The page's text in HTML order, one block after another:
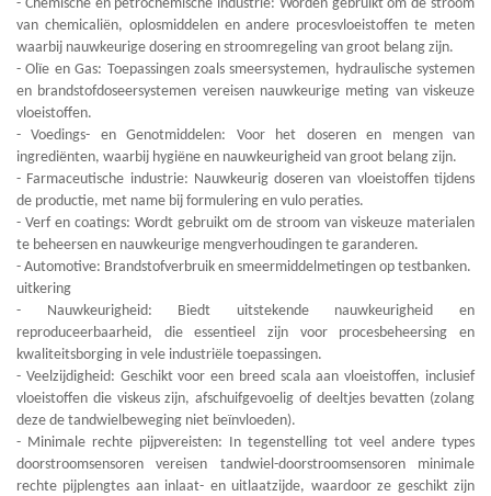
- Chemische en petrochemische industrie: Worden gebruikt om de stroom
van chemicaliën, oplosmiddelen en andere procesvloeistoffen te meten
waarbij nauwkeurige dosering en stroomregeling van groot belang zijn.
- Olïe en Gas: Toepassingen zoals smeersystemen, hydraulische systemen
en brandstofdoseersystemen vereisen nauwkeurige meting van viskeuze
vloeistoffen.
- Voedings- en Genotmiddelen: Voor het doseren en mengen van
ingrediënten, waarbij hygiëne en nauwkeurigheid van groot belang zijn.
- Farmaceutische industrie: Nauwkeurig doseren van vloeistoffen tijdens
de productie, met name bij formulering en vulo peraties.
- Verf en coatings: Wordt gebruikt om de stroom van viskeuze materialen
te beheersen en nauwkeurige mengverhoudingen te garanderen.
- Automotive: Brandstofverbruik en smeermiddelmetingen op testbanken.
uitkering
- Nauwkeurigheid: Biedt uitstekende nauwkeurigheid en
reproduceerbaarheid, die essentieel zijn voor procesbeheersing en
kwaliteitsborging in vele industriële toepassingen.
- Veelzijdigheid: Geschikt voor een breed scala aan vloeistoffen, inclusief
vloeistoffen die viskeus zijn, afschuifgevoelig of deeltjes bevatten (zolang
deze de tandwielbeweging niet beïnvloeden).
- Minimale rechte pijpvereisten: In tegenstelling tot veel andere types
doorstroomsensoren vereisen tandwiel-doorstroomsensoren minimale
rechte pijplengtes aan inlaat- en uitlaatzijde, waardoor ze geschikt zijn